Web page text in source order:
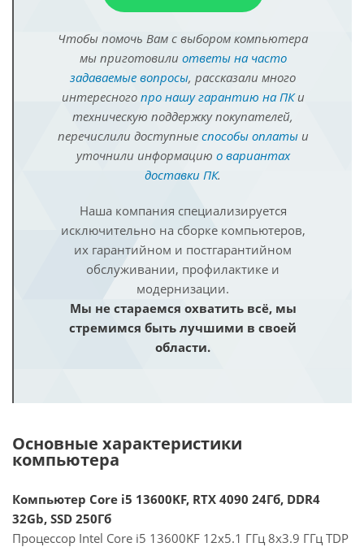
Чтобы помочь Вам с выбором компьютера
мы приготовили ответы на часто
задаваемые вопросы, рассказали много
интересного про нашу гарантию на ПКи
техническую поддержку покупателей,
перечислили доступные способы оплатыи
уточнили информацию о вариантах
доставки ПК.
Наша компания специализируется
исключительно на сборке компьютеров,
их гарантийном и постгарантийном
обслуживании, профилактике и
модернизации.
Мы не стараемся охватить всё, мы
стремимся быть лучшими в своей
области.
Основные характеристики
компьютера
Компьютер Core i5 13600KF, RTX 4090 24Гб, DDR4
32Gb, SSD 250Гб
Процессор Intel Core i5 13600KF 12x5.1 ГГц 8x3.9 ГГц TDP